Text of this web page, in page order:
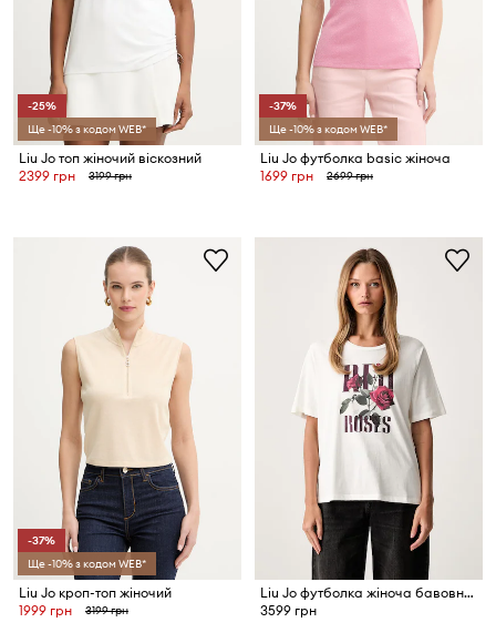
-25%
Ще -10% з кодом WEB*
Liu Jo топ жіночий віскозний
2399 грн
3199 грн
-37%
Ще -10% з кодом WEB*
Liu Jo футболка basic жіноча
1699 грн
2699 грн
-37%
Ще -10% з кодом WEB*
Liu Jo кроп-топ жіночий
1999 грн
3199 грн
Liu Jo футболка жіноча бавовняна
3599 грн